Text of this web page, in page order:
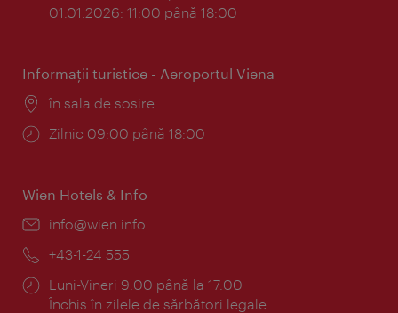
01.01.2026: 11:00 până 18:00
Informaţii turistice - Aeroportul Viena
Locul:
în sala de sosire
Program:
Zilnic 09:00 până 18:00
Wien Hotels & Info
E-
info@wien.info
Telefon:
+43-1-24 555
Program:
Luni-Vineri 9:00 până la 17:00
Închis în zilele de sărbători legale